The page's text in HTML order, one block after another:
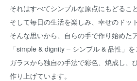
それはすべてシンプルな原点にもどること
そして毎日の生活を楽しみ、幸せのドッ
そんな思いから、自らの手で作り始めた
「simple & dignity – シンプル & 品性」
ガラスから独自の手法で彩色、焼成し、
作り上げています。